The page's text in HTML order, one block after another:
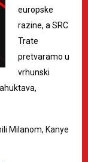
europske
razine, a SRC
Trate
pretvaramo u
vrhunski
Milanom, Kanye